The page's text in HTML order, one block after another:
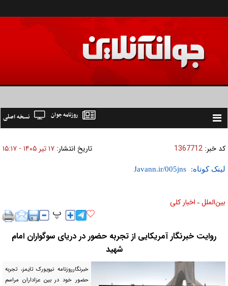
Toggle
نسخه اصلی روزنامه جوان
کد خبر: 1367712 تاریخ انتشار: ۱۷ تير ۱۴۰۵ - ۱۵:۱۷
لینک کوتاه:
بين‌الملل » اخبار كلی
روایت خبرنگار آمریکایی از تجربه حضور در دریای سوگواران امام
شهید
خبرنگارروزنامه نیویورک تایمز، تجربه
حضور خود در بین عزاداران مراسم